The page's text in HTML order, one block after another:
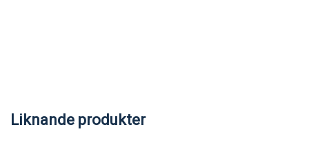
Liknande produkter